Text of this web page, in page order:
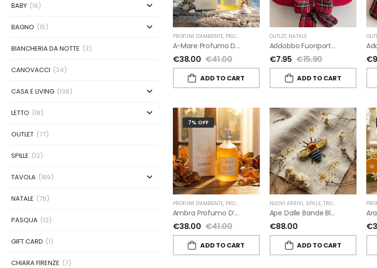
BABY (16)
BAGNO (15)
BIANCHERIA DA NOTTE (3)
CANOVACCI (34)
CASA E LIVING (138)
LETTO (18)
OUTLET (77)
SPILLE (12)
TAVOLA (189)
NATALE (78)
PASQUA (12)
GIFT CARD (1)
CHIARA FIRENZE (7)
PROFUMI D'AMBIENTE, PROFUMI D'AMBIENTE FIORIRA' UN GIARDINO FIORIRA' UN
A-Mare Profumo D’ambiente Di Fiorirà Un Giardino
€38.00 €41.00
ADD TO CART
OUTLET, NATALE
Addobbo Fuoriporta Alberello Velluto Rosso Con Fiocchetto Tartan
€7.95 €15.90
ADD TO CART
€
7% OFF
PROFUMI D'AMBIENTE, PROFUMI D'AMBIENTE FIORIRA' UN GIARDINO ,FIORIRA' UN
Ambra Profumo D’ambiente Di Fiorirà Un Giardino
€38.00 €41.00
ADD TO CART
NUOVI ARRIVI, SPILLE, TROVELORE
Ape Dalle Bande Blu Spilla Decorata A Mano Di Trovelore
€88.00
ADD TO CART
€